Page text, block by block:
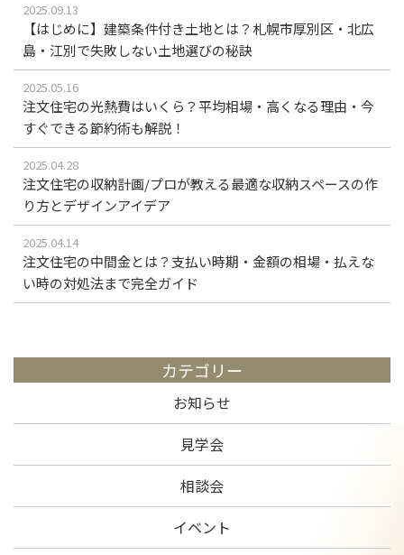
2025.09.13
【はじめに】建築条件付き土地とは？札幌市厚別区・北広
島・江別で失敗しない土地選びの秘訣
2025.05.16
注文住宅の光熱費はいくら？平均相場・高くなる理由・今
すぐできる節約術も解説！
2025.04.28
注文住宅の収納計画/プロが教える最適な収納スペースの作
り方とデザインアイデア
2025.04.14
注文住宅の中間金とは？支払い時期・金額の相場・払えな
い時の対処法まで完全ガイド
カテゴリー
お知らせ
見学会
相談会
イベント